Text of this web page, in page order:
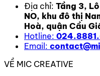
Địa chỉ: Tầng 3,
NO, khu đô thị
Hoà, quận Cầu
Hotline:
Email:
VỀ MIC CREATIVE